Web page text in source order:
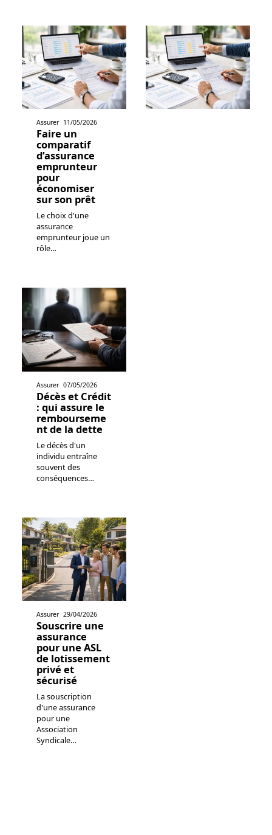
Assurer 11/05/2026
Faire un
comparatif
d’assurance
emprunteur
pour
économiser
sur son prêt
Le choix d'une
assurance
emprunteur joue un
rôle…
Assurer 07/05/2026
Décès et Crédit
: qui assure le
rembourseme
nt de la dette
Le décès d'un
individu entraîne
souvent des
conséquences…
Assurer 29/04/2026
Souscrire une
assurance
pour une ASL
de lotissement
privé et
sécurisé
La souscription
d'une assurance
pour une
Association
Syndicale…